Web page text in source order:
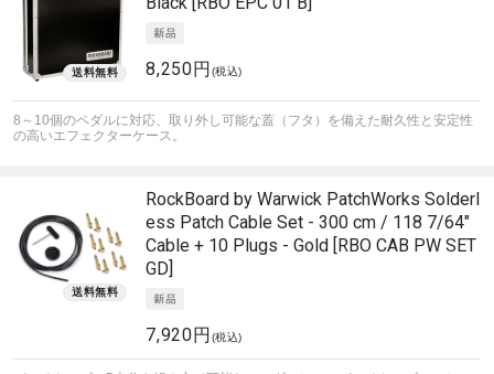
8,250円 (税込)
8～10個のペダルに対応、取り外し可能な蓋（フタ）を備えた耐久性と安定性
の高いエフェクターケース。
RockBoard by Warwick PatchWorks Solderl
ess Patch Cable Set - 300 cm / 118 7/64"
Cable + 10 Plugs - Gold [RBO CAB PW SET
GD]
7,920円 (税込)